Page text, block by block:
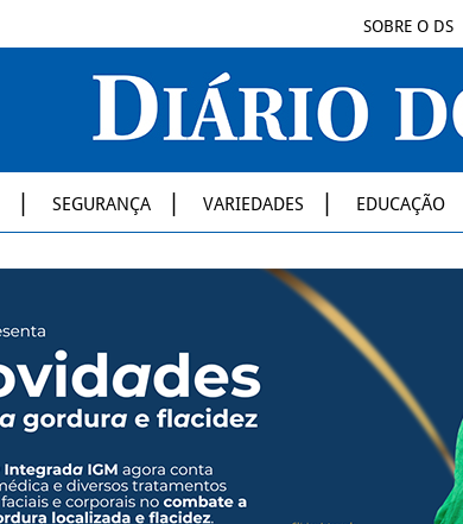
SOBRE O DS
SEGURANÇA VARIEDADES EDUCAÇÃO